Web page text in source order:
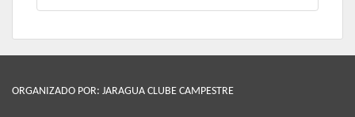
ORGANIZADO POR: JARAGUA CLUBE CAMPESTRE